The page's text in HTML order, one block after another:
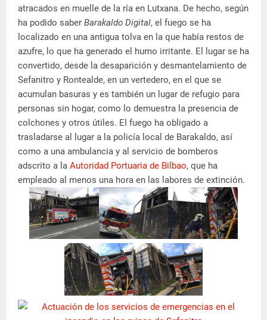
atracados en muelle de la ría en Lutxana. De hecho, según
ha podido saber Barakaldo Digital, el fuego se ha
localizado en una antigua tolva en la que había restos de
azufre, lo que ha generado el humo irritante. El lugar se ha
convertido, desde la desaparición y desmantelamiento de
Sefanitro y Rontealde, en un vertedero, en el que se
acumulan basuras y es también un lugar de refugio para
personas sin hogar, como lo demuestra la presencia de
colchones y otros útiles. El fuego ha obligado a
trasladarse al lugar a la policía local de Barakaldo, así
como a una ambulancia y al servicio de bomberos
adscrito a la Autoridad Portuaria de Bilbao, que ha
empleado al menos una hora en las labores de extinción.